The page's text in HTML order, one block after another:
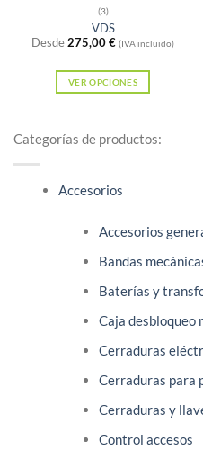
(3)
VDS
Desde275,00€ (IVA incluido)
VER OPCIONES
tiene
variantes.
opciones
se
elegir
en
de
producto
Categorías de productos:
Accesorios
Accesorios
Bandas
Baterías y
Caja desbloqueo
Cerraduras
Cerraduras para
Cerraduras y
Control accesos